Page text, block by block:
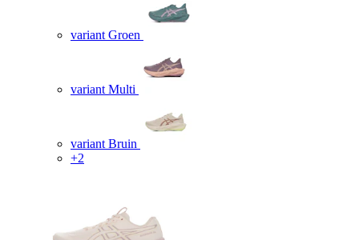
variant Groen
variant Multi
variant Bruin
+2